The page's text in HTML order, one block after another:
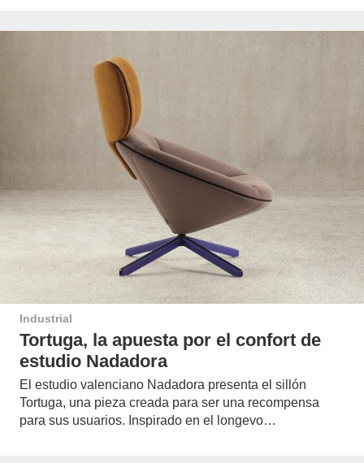
Industrial
Tortuga, la apuesta por el confort de
estudio Nadadora
El estudio valenciano Nadadora presenta el sillón
Tortuga, una pieza creada para ser una recompensa
para sus usuarios. Inspirado en el longevo…